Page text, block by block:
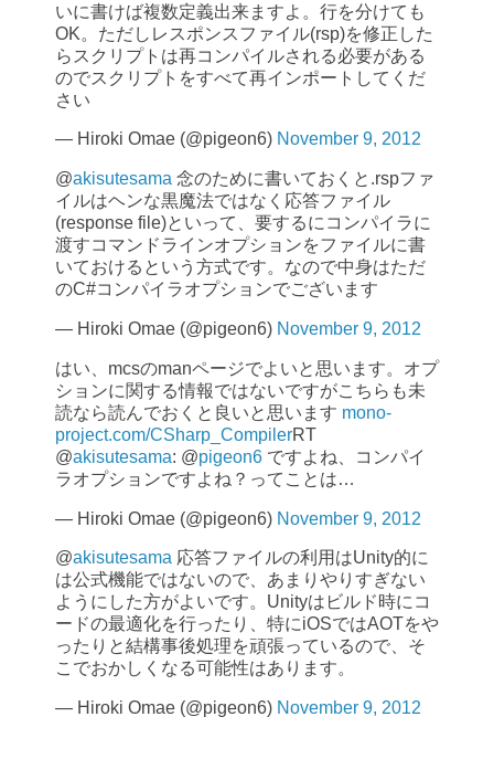
いに書けば複数定義出来ますよ。行を分けても
OK。ただしレスポンスファイル(rsp)を修正した
らスクリプトは再コンパイルされる必要がある
のでスクリプトをすべて再インポートしてくだ
さい
— Hiroki Omae (@pigeon6) November 9, 2012
@akisutesama 念のために書いておくと.rspファ
イルはヘンな黒魔法ではなく応答ファイル
(response file)といって、要するにコンパイラに
渡すコマンドラインオプションをファイルに書
いておけるという方式です。なので中身はただ
のC#コンパイラオプションでございます
— Hiroki Omae (@pigeon6) November 9, 2012
はい、mcsのmanページでよいと思います。オプ
ションに関する情報ではないですがこちらも未
読なら読んでおくと良いと思います mono-
project.com/CSharp_CompilerRT
@akisutesama: @pigeon6 ですよね、コンパイ
ラオプションですよね？ってことは…
— Hiroki Omae (@pigeon6) November 9, 2012
@akisutesama 応答ファイルの利用はUnity的に
は公式機能ではないので、あまりやりすぎない
ようにした方がよいです。Unityはビルド時にコ
ードの最適化を行ったり、特にiOSではAOTをや
ったりと結構事後処理を頑張っているので、そ
こでおかしくなる可能性はあります。
— Hiroki Omae (@pigeon6) November 9, 2012